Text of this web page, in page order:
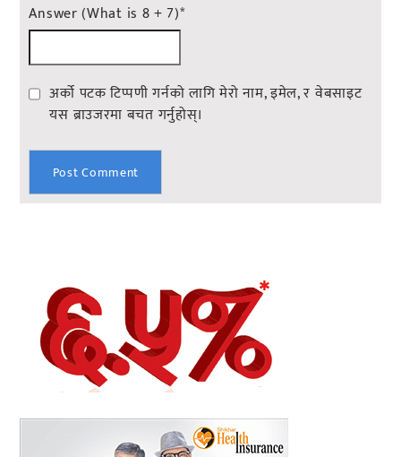
Answer (What is 8 + 7)*
अर्को पटक टिप्पणी गर्नको लागि मेरो नाम, इमेल, र वेबसाइट
यस ब्राउजरमा बचत गर्नुहोस्।